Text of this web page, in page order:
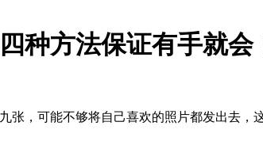
种方法保证有手就会
，可能不够将自己喜欢的照片都发出去